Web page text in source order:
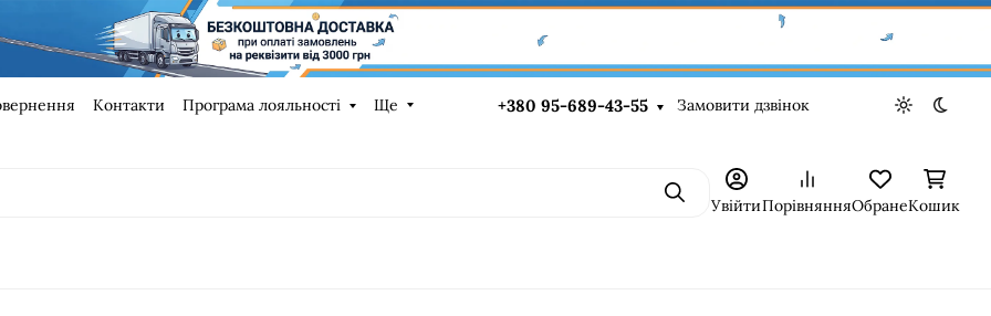
Контакти Програма лояльності Ще +380 95-689-43-55 Замовити дзвінок Light theme
Dark
ПошукУвійтиПорівнянняОбранеКошик